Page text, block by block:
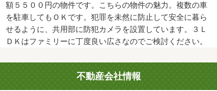
額５５００円の物件です。こちらの物件の魅力。複数の車
を駐車してもＯＫです。犯罪を未然に防止して安全に暮ら
せるように、共用部に防犯カメラを設置しています。３Ｌ
ＤＫはファミリーに丁度良い広さなのでご検討ください。
不動産会社情報